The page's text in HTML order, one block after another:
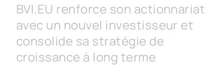
BVI.EU renforce son actionnariat
avec un nouvel investisseur et
consolide sa stratégie de
croissance à long terme